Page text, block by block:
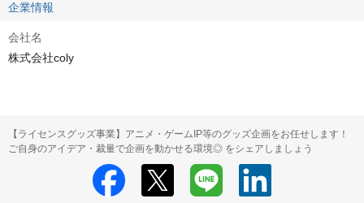
企業情報
会社名
株式会社coly
【ライセンスグッズ事業】アニメ・ゲームIP等のグッズ企画をお任せします！
ご自身のアイデア・裁量で企画を動かせる環境◎ をシェアしましょう